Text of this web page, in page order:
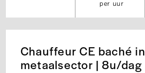
per uur
Chauffeur CE baché in
metaalsector | 8u/dag